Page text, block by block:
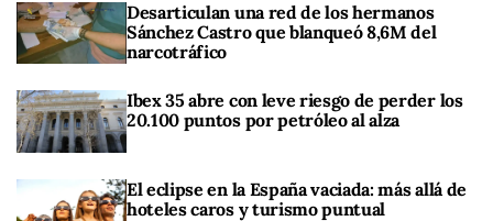
Desarticulan una red de los hermanos
Sánchez Castro que blanqueó 8,6M del
narcotráfico
Ibex 35 abre con leve riesgo de perder los
20.100 puntos por petróleo al alza
El eclipse en la España vaciada: más allá de
hoteles caros y turismo puntual